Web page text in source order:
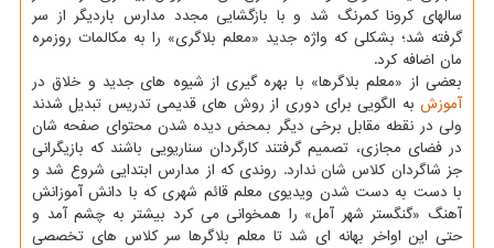
سالهای کرونا کمرنگ شد و با بازگشایی مجدد مدارس باردیگر از سر
گرفته شد؛ بشکلی که واژه جدید «معلم بلاگری» را به مکالمات روزمره
مان اضافه کرد.
بعضی از «معلم بلاگرها» با بهره گیری از شیوه های جدید و خلاق در
آموزش به الگویی برای دوری از روش های قدیمی تدریس تبدیل شدند
ولی در نقطه مقابل برخی دیگر بمحض دیده شدن محتوای صفحه شان
در فضای مجازی، تصمیم گرفتند کارگردان سناریویی باشند که بازیگرانی
جز شاگردان کلاس شان ندارد. روندی که از مدارس ابتدایی شروع شد و
با دست به دست شدن ویدیوی معلم قائم شهری که با دانش آموزانش
آهنگ «گنگستر شهر آمل» را همخوانی می کرد بیشتر به چشم آمد و
حتی این اواخر بهانه ای شد تا معلم بلاگرها سر کلاس های تخصصی